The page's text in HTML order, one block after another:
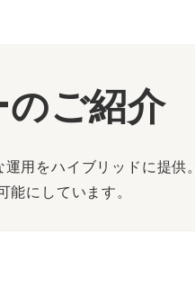
ご紹介
用をハイブリッドに提供。
にしています。